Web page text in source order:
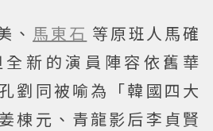
、 馬東石 等原班人馬確
新的演員陣容依舊華
劉同被喻為「韓國四大
棟元、青龍影后李貞賢